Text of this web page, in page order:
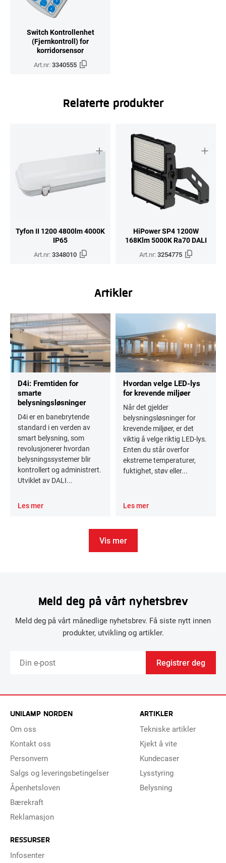
Switch Kontrollenhet
(Fjernkontroll) for
korridorsensor
Art.nr:3340555
Relaterte produkter
Tyfon II 1200 4800lm 4000K
IP65
Art.nr:3348010
HiPower SP4 1200W
168Klm 5000K Ra70 DALI
Art.nr:3254775
Artikler
D4i: Fremtiden for
smarte
belysningsløsninger
D4i er en banebrytende
standard i en verden av
smart belysning, som
revolusjonerer hvordan
belysningssystemer blir
kontrollert og administrert.
Utviklet av DALI...
Les mer
Hvordan velge LED-lys
for krevende miljøer
Når det gjelder
belysningsløsninger for
krevende miljøer, er det
viktig å velge riktig LED-lys.
Enten du står overfor
ekstreme temperaturer,
fuktighet, støv eller...
Les mer
Vis mer
Meld deg på vårt nyhetsbrev
Meld deg på vårt månedlige nyhetsbrev. Få siste nytt innen
produkter, utvikling og artikler.
Registrer deg
UNILAMP NORDEN
Om oss
Kontakt oss
Personvern
Salgs og leveringsbetingelser
Åpenhetsloven
Bærekraft
Reklamasjon
ARTIKLER
Tekniske artikler
Kjekt å vite
Kundecaser
Lysstyring
Belysning
RESSURSER
Infosenter